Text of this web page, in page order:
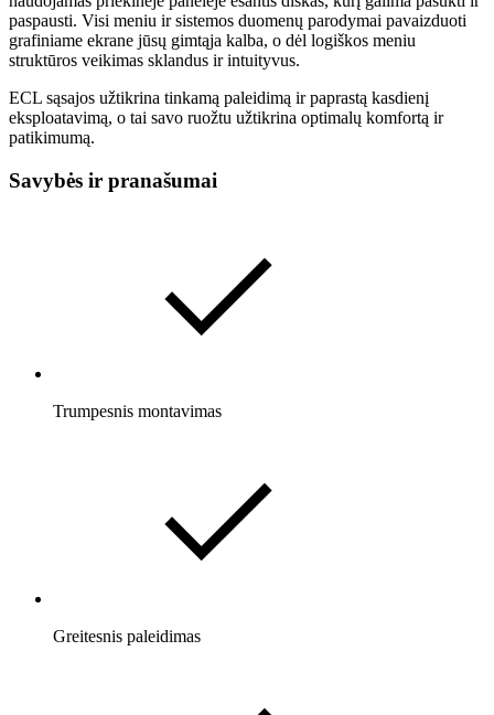
paspausti. Visi meniu ir sistemos duomenų parodymai pavaizduoti
grafiniame ekrane jūsų gimtąja kalba, o dėl logiškos meniu
struktūros veikimas sklandus ir intuityvus.
ECL sąsajos užtikrina tinkamą paleidimą ir paprastą kasdienį
eksploatavimą, o tai savo ruožtu užtikrina optimalų komfortą ir
patikimumą.
Savybės ir pranašumai
Trumpesnis montavimas
Greitesnis paleidimas